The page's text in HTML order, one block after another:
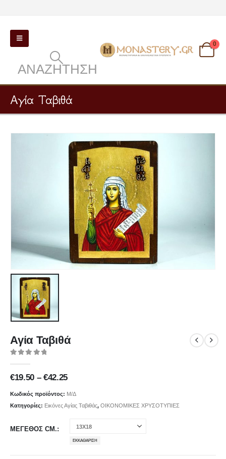
ΑΝΑΖΉΤΗΣΗ
0
Αγία Ταβιθά
Αγία Ταβιθά
€19.50 – €42.25Price
€19.50
through
€42.25
Κωδικός προϊόντος: Μ/Δ
Κατηγορίες: Εικόνες Αγίας Ταβιθάς, ΟΙΚΟΝΟΜΙΚΕΣ ΧΡΥΣΟΤΥΠΙΕΣ
ΜΕΓΕΘΟΣ CM.
ΕΚΚΑΘΆΡΙΣΗ